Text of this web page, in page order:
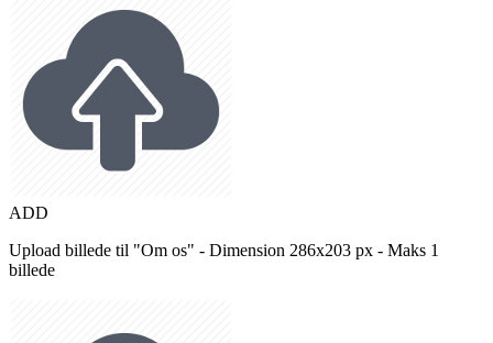
ADD
Upload billede til "Om os" - Dimension 286x203 px - Maks 1
billede